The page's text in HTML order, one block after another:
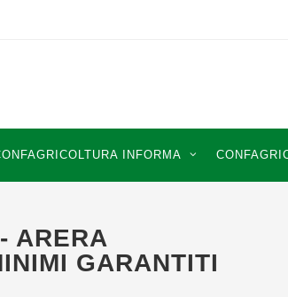
INFORMA
ARERA
GARANTITI